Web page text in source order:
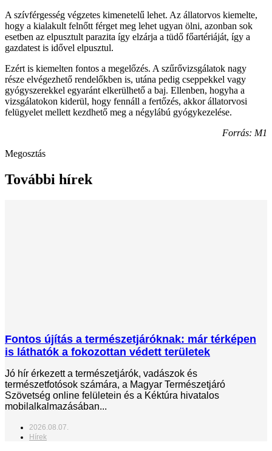
A szívférgesség végzetes kimenetelű lehet. Az állatorvos kiemelte,
hogy a kialakult felnőtt férget meg lehet ugyan ölni, azonban sok
esetben az elpusztult parazita így elzárja a tüdő főartériáját, így a
gazdatest is idővel elpusztul.
Ezért is kiemelten fontos a megelőzés. A szűrővizsgálatok nagy
része elvégezhető rendelőkben is, utána pedig cseppekkel vagy
gyógyszerekkel egyaránt elkerülhető a baj. Ellenben, hogyha a
vizsgálatokon kiderül, hogy fennáll a fertőzés, akkor állatorvosi
felügyelet mellett kezdhető meg a négylábú gyógykezelése.
Forrás: M1
Megosztás
További hírek
Fontos újítás a természetjáróknak: már térképen
is láthatók a fokozottan védett területek
Jó hír érkezett a természetjárók, vadászok és
természetfotósok számára, a Magyar Természetjáró
Szövetség online felületein és a Kéktúra hivatalos
mobilalkalmazásában...
2026.08.07.
Hírek